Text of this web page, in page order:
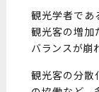
観光学者であ
観光客の増加
バランスが崩
観光客の分散